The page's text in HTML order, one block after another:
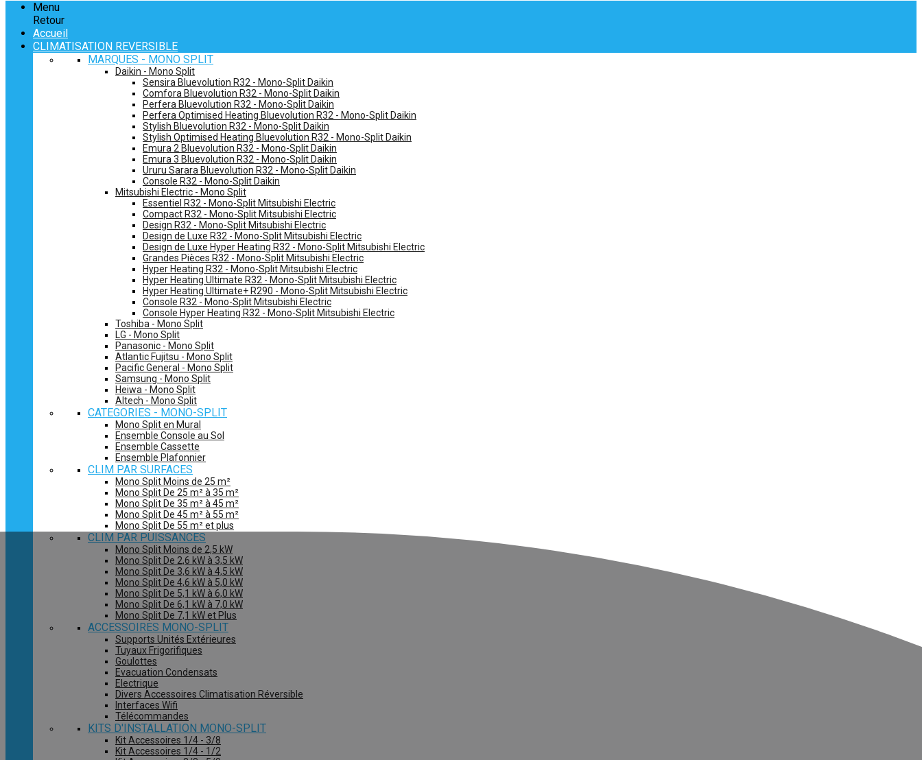
Menu
Retour
Accueil
CLIMATISATION REVERSIBLE
MARQUES - MONO SPLIT
Daikin - Mono Split
Sensira Bluevolution R32 - Mono-Split Daikin
Comfora Bluevolution R32 - Mono-Split Daikin
Perfera Bluevolution R32 - Mono-Split Daikin
Perfera Optimised Heating Bluevolution R32 - Mono-Split Daikin
Stylish Bluevolution R32 - Mono-Split Daikin
Stylish Optimised Heating Bluevolution R32 - Mono-Split Daikin
Emura 2 Bluevolution R32 - Mono-Split Daikin
Emura 3 Bluevolution R32 - Mono-Split Daikin
Ururu Sarara Bluevolution R32 - Mono-Split Daikin
Console R32 - Mono-Split Daikin
Mitsubishi Electric - Mono Split
Essentiel R32 - Mono-Split Mitsubishi Electric
Compact R32 - Mono-Split Mitsubishi Electric
Design R32 - Mono-Split Mitsubishi Electric
Design de Luxe R32 - Mono-Split Mitsubishi Electric
Design de Luxe Hyper Heating R32 - Mono-Split Mitsubishi Electric
Grandes Pièces R32 - Mono-Split Mitsubishi Electric
Hyper Heating R32 - Mono-Split Mitsubishi Electric
Hyper Heating Ultimate R32 - Mono-Split Mitsubishi Electric
Hyper Heating Ultimate+ R290 - Mono-Split Mitsubishi Electric
Console R32 - Mono-Split Mitsubishi Electric
Console Hyper Heating R32 - Mono-Split Mitsubishi Electric
Toshiba - Mono Split
LG - Mono Split
Panasonic - Mono Split
Atlantic Fujitsu - Mono Split
Pacific General - Mono Split
Samsung - Mono Split
Heiwa - Mono Split
Altech - Mono Split
CATEGORIES - MONO-SPLIT
Mono Split en Mural
Ensemble Console au Sol
Ensemble Cassette
Ensemble Plafonnier
CLIM PAR SURFACES
Mono Split Moins de 25 m²
Mono Split De 25 m² à 35 m²
Mono Split De 35 m² à 45 m²
Mono Split De 45 m² à 55 m²
Mono Split De 55 m² et plus
CLIM PAR PUISSANCES
Mono Split Moins de 2,5 kW
Mono Split De 2,6 kW à 3,5 kW
Mono Split De 3,6 kW à 4,5 kW
Mono Split De 4,6 kW à 5,0 kW
Mono Split De 5,1 kW à 6,0 kW
Mono Split De 6,1 kW à 7,0 kW
Mono Split De 7,1 kW et Plus
ACCESSOIRES MONO-SPLIT
Supports Unités Extérieures
Tuyaux Frigorifiques
Goulottes
Evacuation Condensats
Electrique
Divers Accessoires Climatisation Réversible
Interfaces Wifi
Télécommandes
KITS D'INSTALLATION MONO-SPLIT
Kit Accessoires 1/4 - 3/8
Kit Accessoires 1/4 - 1/2